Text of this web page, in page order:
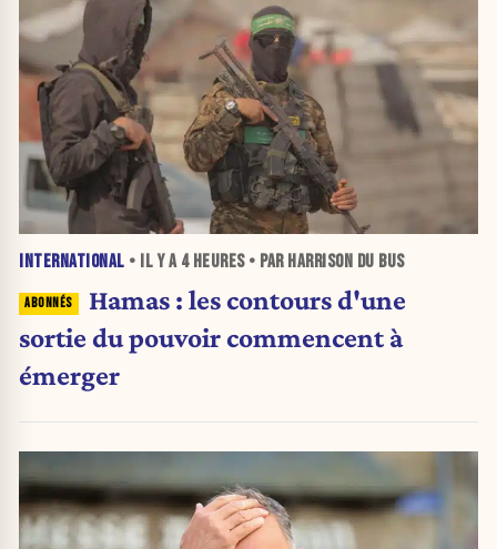
INTERNATIONAL • IL Y A 4 HEURES• PAR HARRISON DU BUS
Hamas : les contours d'une
sortie du pouvoir commencent à
émerger